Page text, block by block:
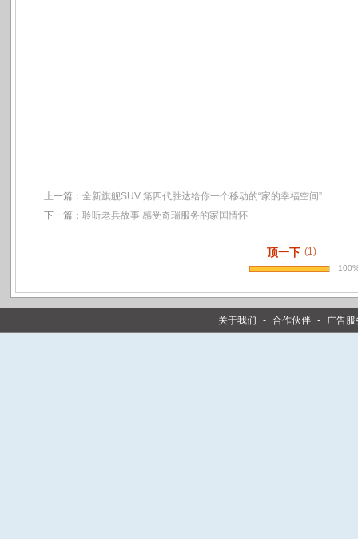
上一篇： 全新旗舰SUV 第四代胜达给你一个移动的“家的幸福空间”
下一篇： 聆听老兵故事 感受奇瑞服务的家国情怀
顶一下 (1)
关于我们 - 合作伙伴 - 广告服